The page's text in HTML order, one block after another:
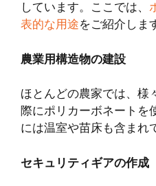
しています。ここでは、
表的な用途をご紹介しま
農業用構造物の建設
ほとんどの農家では、様
際にポリカーボネートを
には温室や苗床も含まれ
セキュリティギアの作成